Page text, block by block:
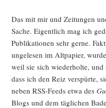
Das mit mir und Zei­tun­gen
Sache. Eigent­lich mag ich
Publi­ka­tio­nen sehr ger­ne.
unge­le­sen im Alt­pa­pier,
weil sie sich wie­der­hol­te, und
dass ich den Reiz ver­spür­te,
neben RSS-Feeds etwa des
Blogs und dem täg­li­chen